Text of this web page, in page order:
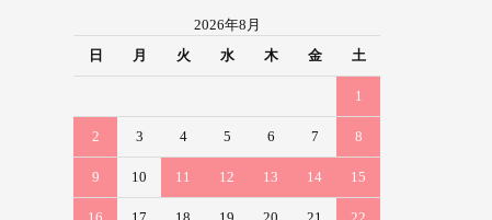
2026年8月
日
月 火 水 木 金 土
1
2 3 4 5 6 7 8
9 10 11 12 13 14 15